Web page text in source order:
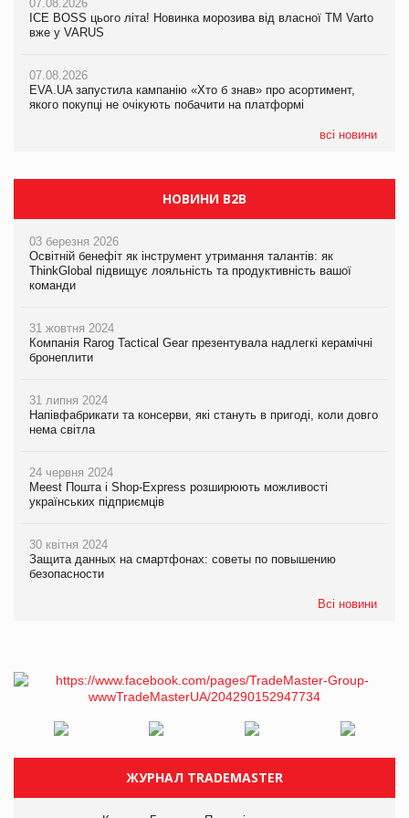
07.08.2026
ICE BOSS цього літа! Новинка морозива від власної ТМ Varto
вже у VARUS
07.08.2026
EVA.UA запустила кампанію «Хто б знав» про асортимент,
якого покупці не очікують побачити на платформі
всі новини
06.08.2026
Смачна новинка для хвостатих: у VARUS з’явилися паучі
05.08.2026
Мережа супермаркетів VARUS купує мережу магазинів
Продажі Hugo Boss впали на 9%
НОВИНИ B2B
03 березня 2026
Освітній бенефіт як інструмент утримання талантів: як
ThinkGlobal підвищує лояльність та продуктивність вашої
команди
31 жовтня 2024
Компанія Rarog Tactical Gear презентувала надлегкі керамічні
бронеплити
31 липня 2024
Напівфабрикати та консерви, які стануть в пригоді, коли довго
нема світла
24 червня 2024
Meest Пошта і Shop-Express розширюють можливості
українських підприємців
30 квітня 2024
Защита данных на смартфонах: советы по повышению
безопасности
Всі новини
ЖУРНАЛ TRADEMASTER